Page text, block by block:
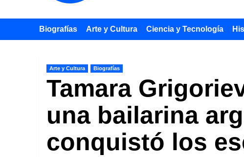
Biografías Arte y Cultura Ciencia y Tecnología
Arte y Cultura Biografías
Tamara
una bailarina
conquistó los